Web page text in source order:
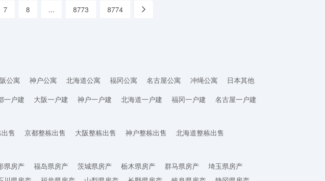
7 8 ... 8773 8774 »
公寓 神户公寓 北海道公寓 福冈公寓 名古屋公寓 冲绳公寓
日本其他
一户建 大阪一户建 神户一户建 北海道一户建 福冈一户建
名古屋一户建
售 京都整栋出售 大阪整栋出售 神户整栋出售
北海道整栋出售
県房产 福岛県房产 茨城県房产 栃木県房产 群马県房产
埼玉県房产